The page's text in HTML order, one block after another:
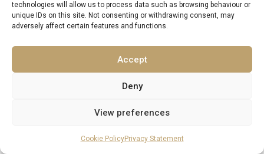
technologies will allow us to process data such as browsing behaviour or
unique IDs on this site. Not consenting or withdrawing consent, may
adversely affect certain features and functions.
Accept
Deny
View preferences
Cookie PolicyPrivacy Statement
village de pêcheurs moins connu, ou simplement de
profiter du calme et de la tranquillité loin des ports
plus fréquentés. C’est la liberté ultime de découvrir
l’Adriatique à votre rythme.
La scène viticole croate est un secret bien gardé, et